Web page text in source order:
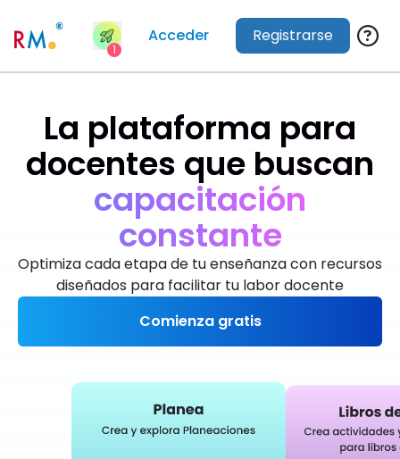
1
Acceder Registrarse
La plataforma para
docentes que buscan
mástiempo
Optimiza cada etapa de tu enseñanza con recursos
diseñados para facilitar tu labor docente
Comienza gratis